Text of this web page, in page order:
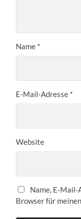
Name *
E-Mail-Adresse *
Website
Name, E-Mail-
Browser für